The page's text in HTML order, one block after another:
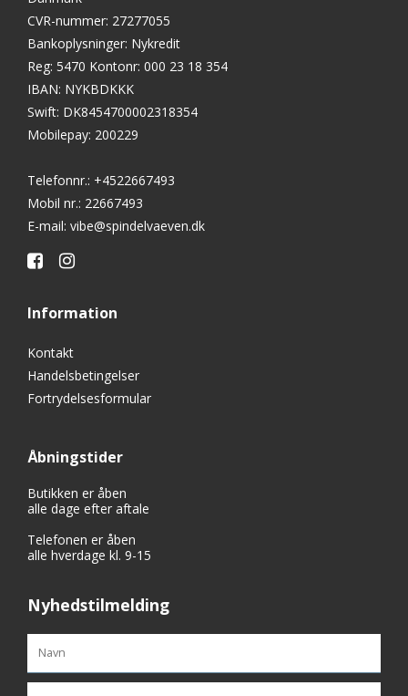
CVR-nummer: 27277055
Bankoplysninger: Nykredit
Reg: 5470 Kontonr: 000 23 18 354
IBAN: NYKBDKKK
Swift: DK8454700002318354
Mobilepay: 200229
Telefonnr.: +4522667493
Mobil nr.: 22667493
E-mail: vibe@spindelvaeven.dk
Information
Kontakt
Handelsbetingelser
Fortrydelsesformular
Åbningstider
Butikken er åben
alle dage efter aftale
Telefonen er åben
alle hverdage kl. 9-15
Nyhedstilmelding